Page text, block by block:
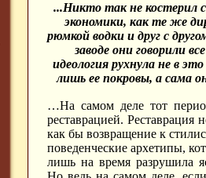
...Никто так не костерил
экономики, как те же
рюмкой водки и друг с
заводе они говорили
идеология рухнула не в
лишь ее покровы, а сама
…На самом деле тот
реставрацией. Реставрация
как бы возвращение к
поведенческие архетипы,
лишь на время разрушила